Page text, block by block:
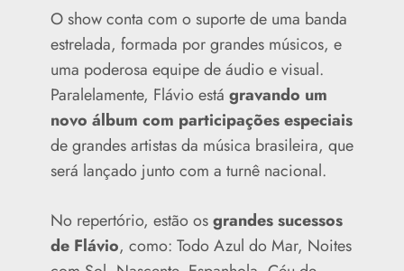
O show conta com o suporte de uma banda
estrelada, formada por grandes músicos, e
uma poderosa equipe de áudio e visual.
Paralelamente, Flávio está gravando um
novo álbum com participações especiais
de grandes artistas da música brasileira, que
será lançado junto com a turnê nacional.
No repertório, estão osgrandes sucessos
de Flávio, como: Todo Azul do Mar, Noites